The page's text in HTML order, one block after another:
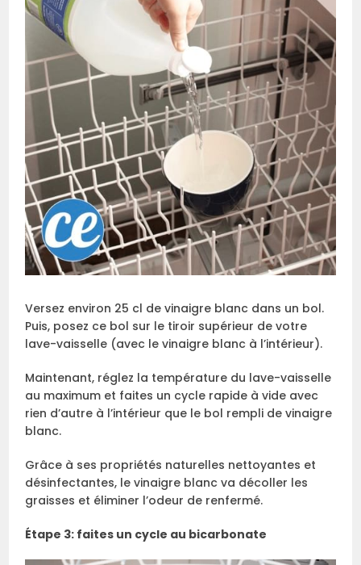
Versez environ 25 cl de vinaigre blanc dans un bol.
Puis, posez ce bol sur le tiroir supérieur de votre
lave-vaisselle (avec le vinaigre blanc à l’intérieur).
Maintenant, réglez la température du lave-vaisselle
au maximum et faites un cycle rapide à vide avec
rien d’autre à l’intérieur que le bol rempli de vinaigre
blanc.
Grâce à ses propriétés naturelles nettoyantes et
désinfectantes, le vinaigre blanc va décoller les
graisses et éliminer l’odeur de renfermé.
Étape 3: faites un cycle au bicarbonate